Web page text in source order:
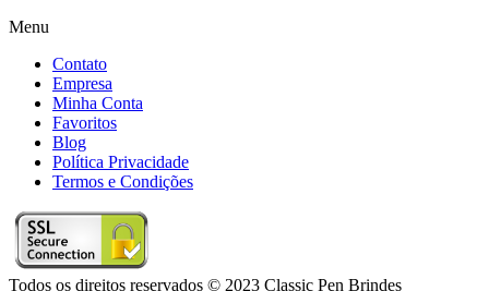
Menu
Contato
Empresa
Minha Conta
Favoritos
Blog
Política Privacidade
Termos e Condições
Todos os direitos reservados © 2023 Classic Pen Brindes